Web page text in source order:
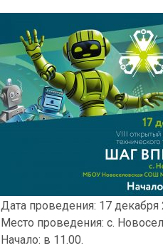
Дата проведения: 17 декабря
Место проведения: с.
Начало: в 11.00.